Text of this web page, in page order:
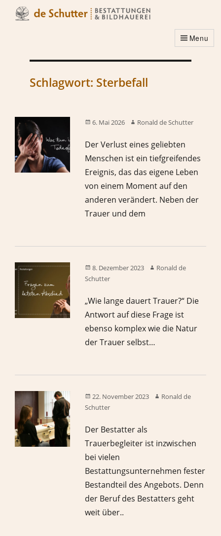
Menu
Schlagwort: Sterbefall
6. Mai 2026 Ronald de Schutter
Der Verlust eines geliebten
Menschen ist ein tiefgreifendes
Ereignis, das das eigene Leben
von einem Moment auf den
anderen verändert. Neben der
Trauer und dem
8. Dezember 2023
Ronald de
Schutter
„Wie lange dauert Trauer?“ Die
Antwort auf diese Frage ist
ebenso komplex wie die Natur
der Trauer selbst…
22. November 2023
Ronald de
Schutter
Der Bestatter als
Trauerbegleiter ist inzwischen
bei vielen
Bestattungsunternehmen fester
Bestandteil des Angebots. Denn
der Beruf des Bestatters geht
weit über..